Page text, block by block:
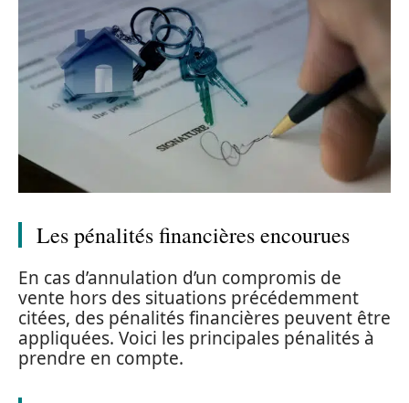
Les pénalités financières encourues
En cas d’annulation d’un compromis de
vente hors des situations précédemment
citées, des pénalités financières peuvent être
appliquées. Voici les principales pénalités à
prendre en compte.